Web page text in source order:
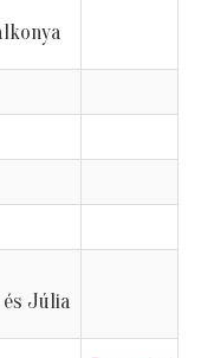
és Júlia